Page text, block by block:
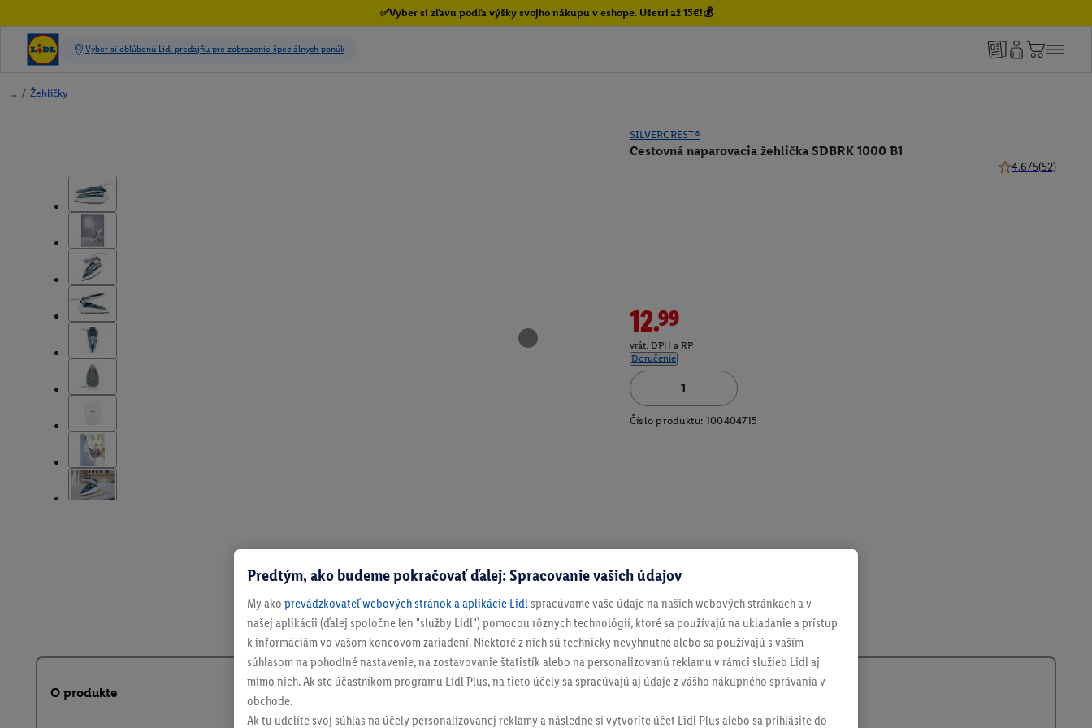
✅Vyber si zľavu podľa výšky svojho nákupu v eshope. Ušetri až 15€!💰
/ Žehličky
SILVERCREST®
Cestovná naparovacia žehlička SDBRK 1000 B1
4.6/5(52)
12.99
vrát. DPH a RP
Doručenie
Číslo produktu: 100404715
Dostupné v kombinácii s inými produktami
Kúp spolu
O produkte
Predtým, ako budeme pokračovať ďalej: Spracovanie vašich údajov
My ako prevádzkovateľ webových stránok a aplikácie Lidl spracúvame vaše údaje na našich webových stránkach a v
našej aplikácii (ďalej spoločne len "služby Lidl") pomocou rôznych technológií, ktoré sa používajú na ukladanie a prístup
k informáciám vo vašom koncovom zariadení. Niektoré z nich sú technicky nevyhnutné alebo sa používajú s vaším
súhlasom na pohodlné nastavenie, na zostavovanie štatistík alebo na personalizovanú reklamu v rámci služieb Lidl aj
mimo nich. Ak ste účastníkom programu Lidl Plus, na tieto účely sa spracúvajú aj údaje z vášho nákupného správania v
obchode.
Ak tu udelíte svoj súhlas na účely personalizovanej reklamy a následne si vytvoríte účet Lidl Plus alebo sa prihlásite do